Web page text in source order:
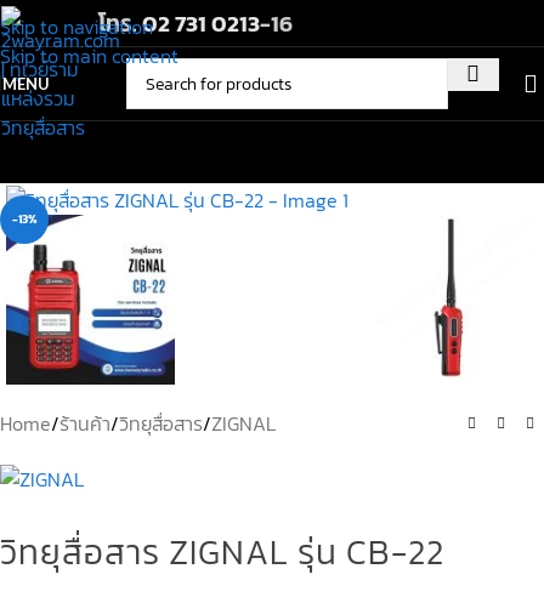
Skip to navigation
Skip to main content
โทร.02 731 0213-16
MENU
-13%
Home/ร้านค้า/วิทยุสื่อสาร/ZIGNAL
วิทยุสื่อสาร ZIGNAL รุ่น CB-22